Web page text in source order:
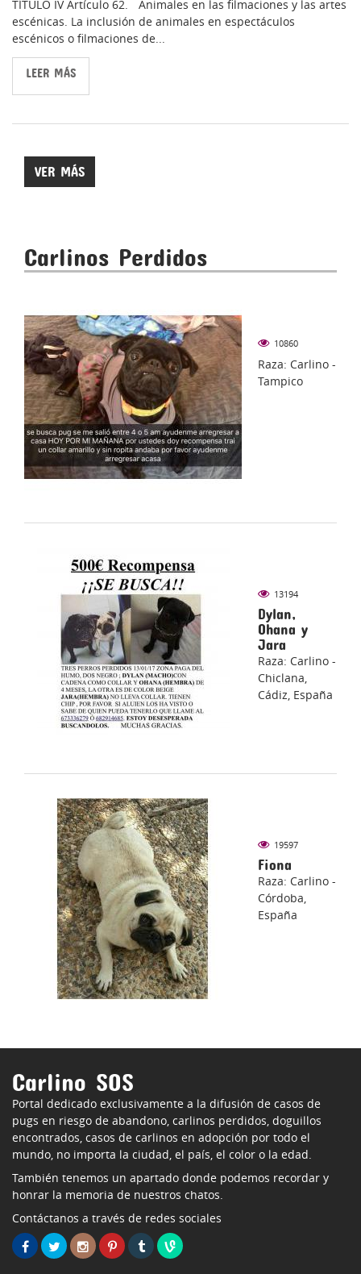
TÍTULO IV Artículo 62. Animales en las filmaciones y las artes
escénicas. La inclusión de animales en espectáculos
escénicos o filmaciones de...
LEER MÁS
VER MÁS
Carlinos Perdidos
10860
Raza: Carlino -
Tampico
13194
Dylan,
Ohana y
Jara
Raza: Carlino -
Chiclana,
Cádiz, España
19597
Fiona
Raza: Carlino -
Córdoba,
España
Carlino SOS
Portal dedicado exclusivamente a la difusión de casos de
pugs en riesgo de abandono, carlinos perdidos, doguillos
encontrados, casos de carlinos en adopción por todo el
mundo, no importa la ciudad, el país, el color o la edad.
También tenemos un apartado donde podemos recordar y
honrar la memoria de nuestros chatos.
Contáctanos a través de redes sociales